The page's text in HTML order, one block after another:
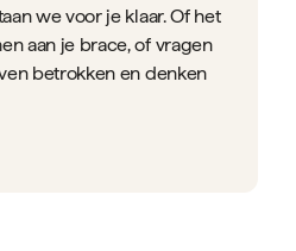
we voor je klaar. Of het
aan je brace, of vragen
betrokken en denken